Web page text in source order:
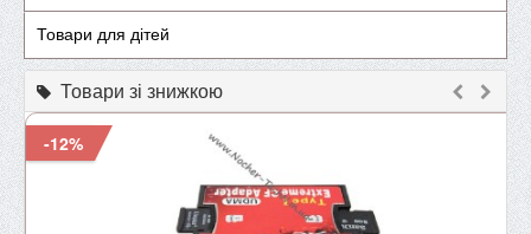
Товари для дітей
Товари зі знижкою
-12%